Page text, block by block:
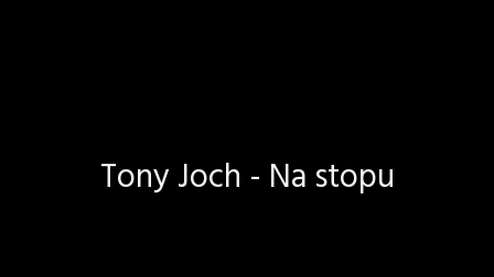
Tony Joch - Na stopu